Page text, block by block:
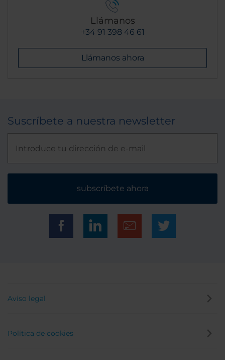
Llámanos
+34 91 398 46 61
Llámanos ahora
Suscríbete a nuestra newsletter
subscríbete ahora
Aviso legal
Política de cookies